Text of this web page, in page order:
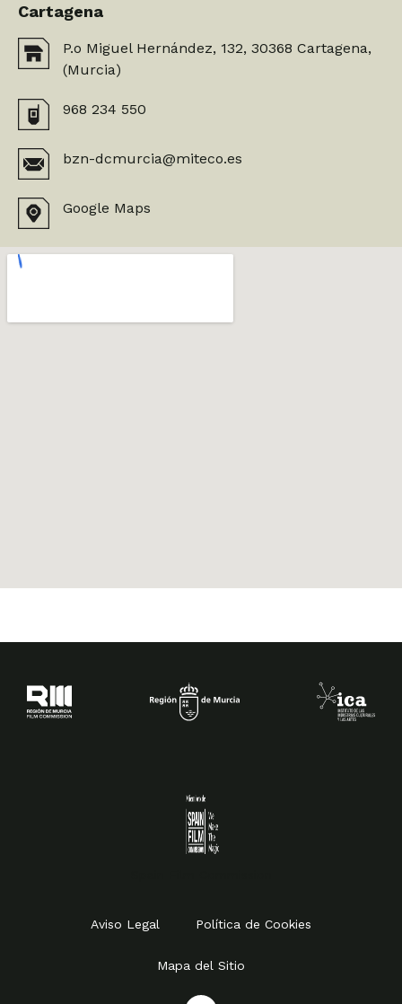
Cartagena
P.o Miguel Hernández, 132, 30368 Cartagena,
(Murcia)
968 234 550
bzn-dcmurcia@miteco.es
Google Maps
Aviso Legal Política de Cookies
Mapa del Sitio